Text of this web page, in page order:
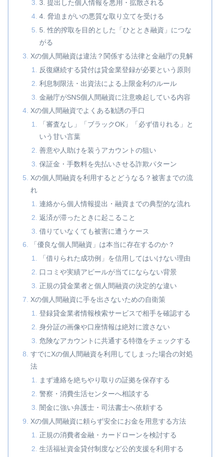
3. 提出した個人情報を悪用・拡散される
4. 脅迫まがいの悪質な取り立てを受ける
5. 性的搾取を目的とした「ひととき融資」につな
がる
Xの個人間融資は違法？関係する法律と金融庁の見解
反復継続する貸付は貸金業登録が必要という原則
利息制限法・出資法による上限金利のルール
金融庁がSNS個人間融資に注意喚起している内容
Xの個人間融資でよくある勧誘の手口
「審査なし」「ブラックOK」「必ず借りれる」と
いう甘い言葉
善意や人助けを装うアカウントの狙い
保証金・手数料を先払いさせる詐欺パターン
Xの個人間融資を利用するとどうなる？被害までの流
れ
連絡から個人情報提出・融資までの典型的な流れ
返済が滞ったときに起こること
借りていなくても被害に遭うケース
「優良な個人間融資」は本当に存在するのか？
「借りられた成功例」を信用してはいけない理由
口コミや実績アピールが当てにならない背景
正規の貸金業者と個人間融資の決定的な違い
Xの個人間融資に手を出さないための自衛策
登録貸金業者情報検索サービスで相手を確認する
身分証の画像や口座情報は絶対に渡さない
危険なアカウントに共通する特徴をチェックする
すでにXの個人間融資を利用してしまった場合の対処
法
まず連絡を絶ちやり取りの証拠を保存する
警察・消費生活センターへ相談する
闇金に強い弁護士・司法書士へ依頼する
Xの個人間融資に頼らず安全にお金を用意する方法
正規の消費者金融・カードローンを検討する
生活福祉資金貸付制度など公的支援を利用する